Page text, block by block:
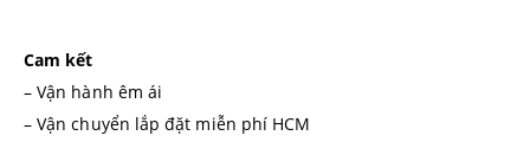
Cam kết
– Vận hành êm ái
– Vận chuyển lắp đặt miễn phí HCM